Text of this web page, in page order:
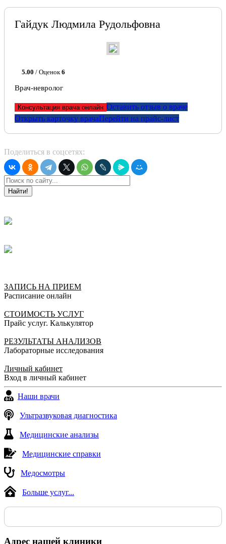
Гайдук Людмила Рудольфовна
5.00 / Оценок 6
Врач-невролог
Консультация врача онлайн Оставить отзыв о враче
Открыть карточку врачаПерейти на прайс-лист
Поделиться в соцсетях:
Найти!
ЗАПИСЬ НА ПРИЕМ
Расписание онлайн
СТОИМОСТЬ УСЛУГ
Прайс услуг. Калькулятор
РЕЗУЛЬТАТЫ АНАЛИЗОВ
Лабораторные исследования
Личный кабинет
Вход в личный кабинет
Наши врачи
Ультразвуковая диагностика
Медицинские анализы
Медицинские справки
Медосмотры
Больше услуг...
Адрес нашей клиники